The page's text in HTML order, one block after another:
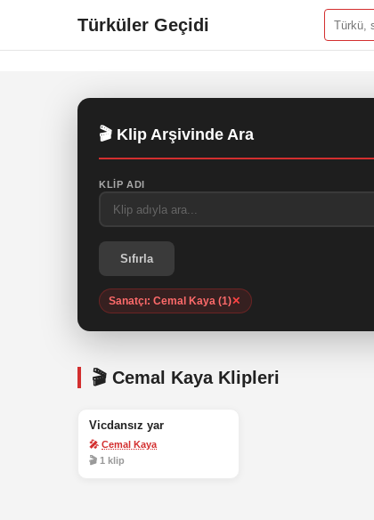
Türküler Geçidi
🎬 Klip Arşivinde Ara
KLIP ADI
Sıfırla
Sanatçı: Cemal Kaya (1)✕
🎬 Cemal Kaya Klipleri
Vicdansız yar
🎤 Cemal Kaya
🎬 1 klip